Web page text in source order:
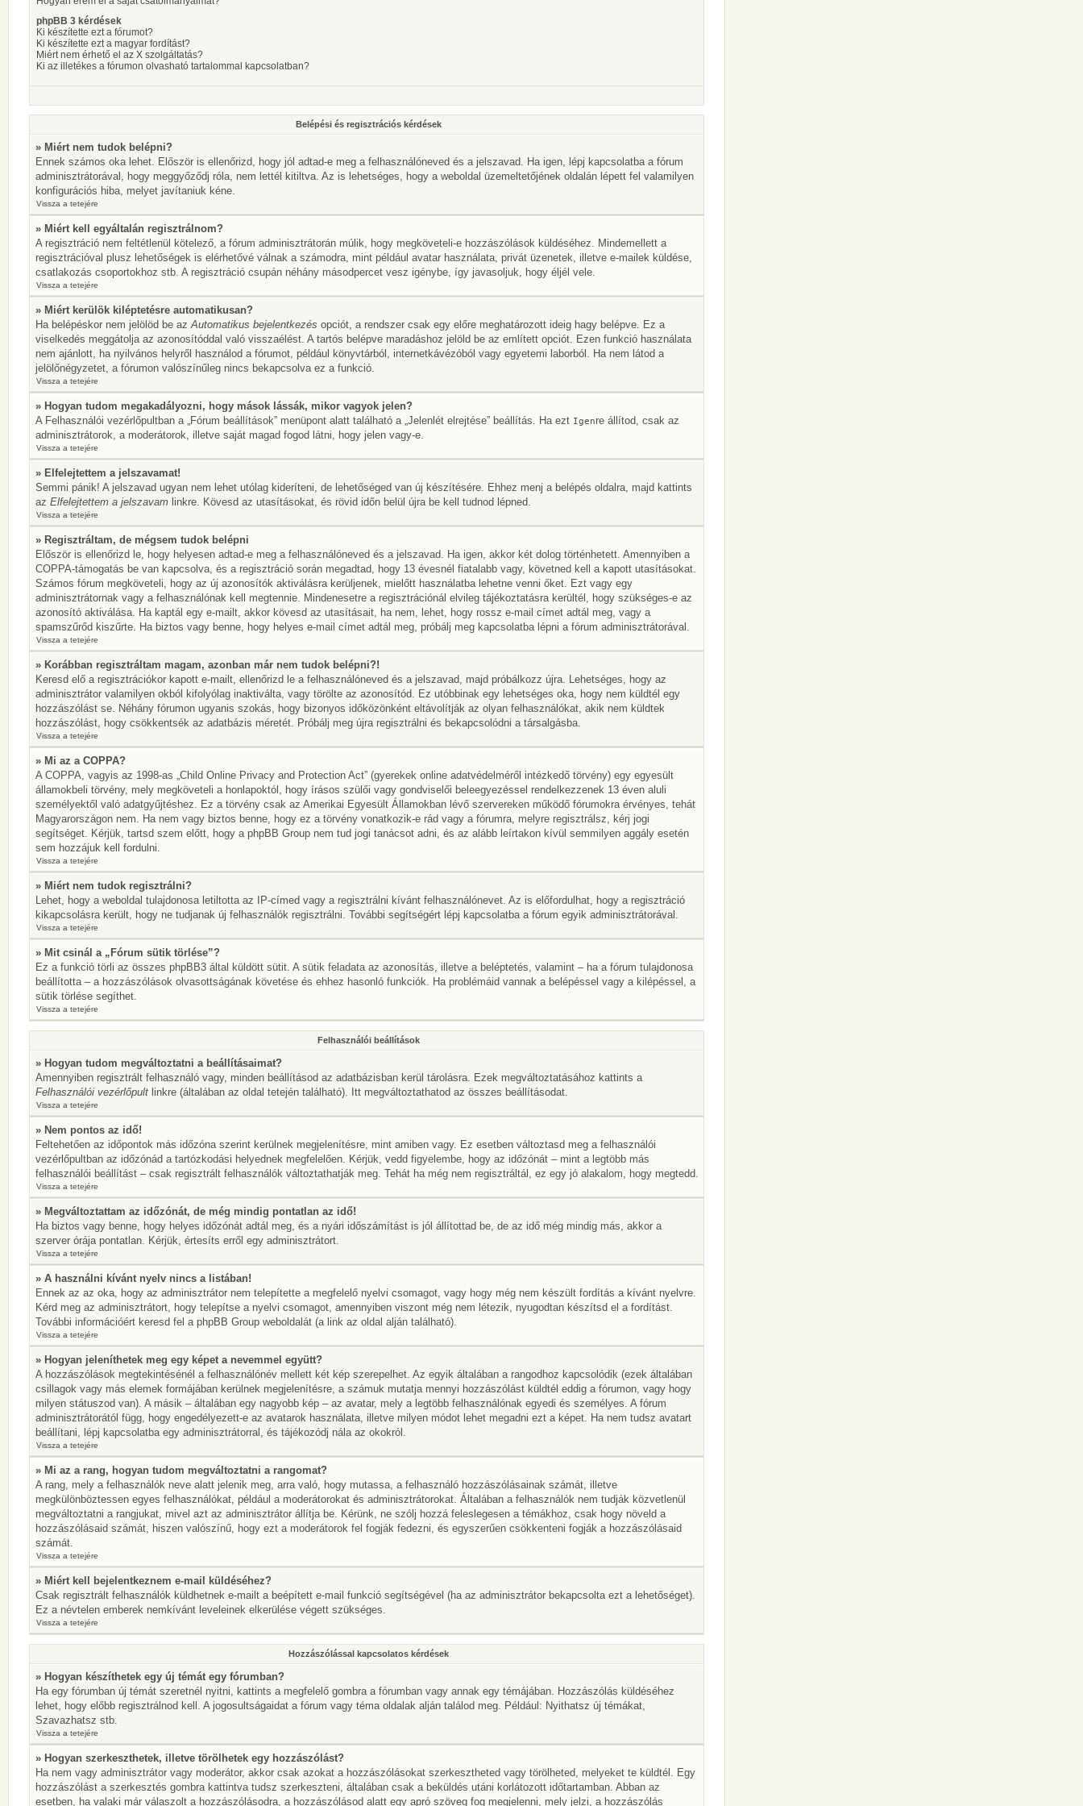
phpBB 3 kérdések
Ki készítette ezt a fórumot?
Ki készítette ezt a magyar fordítást?
Miért nem érhető el az X szolgáltatás?
Ki az illetékes a fórumon olvasható tartalommal kapcsolatban?
Belépési és regisztrációs kérdések
» Miért nem tudok belépni?
Ennek számos oka lehet. Először is ellenőrizd, hogy jól adtad-e meg a felhasználóneved és a jelszavad. Ha igen, lépj kapcsolatba a fórum
adminisztrátorával, hogy meggyőződj róla, nem lettél kitiltva. Az is lehetséges, hogy a weboldal üzemeltetőjének oldalán lépett fel valamilyen
konfigurációs hiba, melyet javítaniuk kéne.
Vissza a tetejére
» Miért kell egyáltalán regisztrálnom?
A regisztráció nem feltétlenül kötelező, a fórum adminisztrátorán múlik, hogy megköveteli-e hozzászólások küldéséhez. Mindemellett a
regisztrációval plusz lehetőségek is elérhetővé válnak a számodra, mint például avatar használata, privát üzenetek, illetve e-mailek küldése,
csatlakozás csoportokhoz stb. A regisztráció csupán néhány másodpercet vesz igénybe, így javasoljuk, hogy éljél vele.
Vissza a tetejére
» Miért kerülök kiléptetésre automatikusan?
Ha belépéskor nem jelölöd be azAutomatikus bejelentkezés opciót, a rendszer csak egy előre meghatározott ideig hagy belépve. Ez a
viselkedés meggátolja az azonosítóddal való visszaélést. A tartós belépve maradáshoz jelöld be az említett opciót. Ezen funkció használata
nem ajánlott, ha nyilvános helyről használod a fórumot, például könyvtárból, internetkávézóból vagy egyetemi laborból. Ha nem látod a
jelölőnégyzetet, a fórumon valószínűleg nincs bekapcsolva ez a funkció.
Vissza a tetejére
» Hogyan tudom megakadályozni, hogy mások lássák, mikor vagyok jelen?
A Felhasználói vezérlőpultban a „Fórum beállítások” menüpont alatt található a „Jelenlét elrejtése” beállítás. Ha ezt Igenre állítod, csak az
adminisztrátorok, a moderátorok, illetve saját magad fogod látni, hogy jelen vagy-e.
Vissza a tetejére
» Elfelejtettem a jelszavamat!
Semmi pánik! A jelszavad ugyan nem lehet utólag kideríteni, de lehetőséged van új készítésére. Ehhez menj a belépés oldalra, majd kattints
az Elfelejtettem a jelszavam linkre. Kövesd az utasításokat, és rövid időn belül újra be kell tudnod lépned.
Vissza a tetejére
» Regisztráltam, de mégsem tudok belépni
Először is ellenőrizd le, hogy helyesen adtad-e meg a felhasználóneved és a jelszavad. Ha igen, akkor két dolog történhetett. Amennyiben a
COPPA-támogatás be van kapcsolva, és a regisztráció során megadtad, hogy 13 évesnél fiatalabb vagy, követned kell a kapott utasításokat.
Számos fórum megköveteli, hogy az új azonosítók aktiválásra kerüljenek, mielőtt használatba lehetne venni őket. Ezt vagy egy
adminisztrátornak vagy a felhasználónak kell megtennie. Mindenesetre a regisztrációnál elvileg tájékoztatásra kerültél, hogy szükséges-e az
azonosító aktiválása. Ha kaptál egy e-mailt, akkor kövesd az utasításait, ha nem, lehet, hogy rossz e-mail címet adtál meg, vagy a
spamszűrőd kiszűrte. Ha biztos vagy benne, hogy helyes e-mail címet adtál meg, próbálj meg kapcsolatba lépni a fórum adminisztrátorával.
Vissza a tetejére
» Korábban regisztráltam magam, azonban már nem tudok belépni?!
Keresd elő a regisztrációkor kapott e-mailt, ellenőrizd le a felhasználóneved és a jelszavad, majd próbálkozz újra. Lehetséges, hogy az
adminisztrátor valamilyen okból kifolyólag inaktiválta, vagy törölte az azonosítód. Ez utóbbinak egy lehetséges oka, hogy nem küldtél egy
hozzászólást se. Néhány fórumon ugyanis szokás, hogy bizonyos időközönként eltávolítják az olyan felhasználókat, akik nem küldtek
hozzászólást, hogy csökkentsék az adatbázis méretét. Próbálj meg újra regisztrálni és bekapcsolódni a társalgásba.
Vissza a tetejére
» Mi az a COPPA?
A COPPA, vagyis az 1998-as „Child Online Privacy and Protection Act” (gyerekek online adatvédelméről intézkedő törvény) egy egyesült
államokbeli törvény, mely megköveteli a honlapoktól, hogy írásos szülői vagy gondviselői beleegyezéssel rendelkezzenek 13 éven aluli
személyektől való adatgyűjtéshez. Ez a törvény csak az Amerikai Egyesült Államokban lévő szervereken működő fórumokra érvényes, tehát
Magyarországon nem. Ha nem vagy biztos benne, hogy ez a törvény vonatkozik-e rád vagy a fórumra, melyre regisztrálsz, kérj jogi
segítséget. Kérjük, tartsd szem előtt, hogy a phpBB Group nem tud jogi tanácsot adni, és az alább leírtakon kívül semmilyen aggály esetén
sem hozzájuk kell fordulni.
Vissza a tetejére
» Miért nem tudok regisztrálni?
Lehet, hogy a weboldal tulajdonosa letiltotta az IP-címed vagy a regisztrálni kívánt felhasználónevet. Az is előfordulhat, hogy a regisztráció
kikapcsolásra került, hogy ne tudjanak új felhasználók regisztrálni. További segítségért lépj kapcsolatba a fórum egyik adminisztrátorával.
Vissza a tetejére
» Mit csinál a „Fórum sütik törlése”?
Ez a funkció törli az összes phpBB3 által küldött sütit. A sütik feladata az azonosítás, illetve a beléptetés, valamint – ha a fórum tulajdonosa
beállította – a hozzászólások olvasottságának követése és ehhez hasonló funkciók. Ha problémáid vannak a belépéssel vagy a kilépéssel, a
sütik törlése segíthet.
Vissza a tetejére
Felhasználói beállítások
» Hogyan tudom megváltoztatni a beállításaimat?
Amennyiben regisztrált felhasználó vagy, minden beállításod az adatbázisban kerül tárolásra. Ezek megváltoztatásához kattints a
Felhasználói vezérlőpult linkre (általában az oldal tetején található). Itt megváltoztathatod az összes beállításodat.
Vissza a tetejére
» Nem pontos az idő!
Feltehetően az időpontok más időzóna szerint kerülnek megjelenítésre, mint amiben vagy. Ez esetben változtasd meg a felhasználói
vezérlőpultban az időzónád a tartózkodási helyednek megfelelően. Kérjük, vedd figyelembe, hogy az időzónát – mint a legtöbb más
felhasználói beállítást – csak regisztrált felhasználók változtathatják meg. Tehát ha még nem regisztráltál, ez egy jó alakalom, hogy megtedd.
Vissza a tetejére
» Megváltoztattam az időzónát, de még mindig pontatlan az idő!
Ha biztos vagy benne, hogy helyes időzónát adtál meg, és a nyári időszámítást is jól állítottad be, de az idő még mindig más, akkor a
szerver órája pontatlan. Kérjük, értesíts erről egy adminisztrátort.
Vissza a tetejére
» A használni kívánt nyelv nincs a listában!
Ennek az az oka, hogy az adminisztrátor nem telepítette a megfelelő nyelvi csomagot, vagy hogy még nem készült fordítás a kívánt nyelvre.
Kérd meg az adminisztrátort, hogy telepítse a nyelvi csomagot, amennyiben viszont még nem létezik, nyugodtan készítsd el a fordítást.
További információért keresd fel a phpBB Group weboldalát (a link az oldal alján található).
Vissza a tetejére
» Hogyan jeleníthetek meg egy képet a nevemmel együtt?
A hozzászólások megtekintésénél a felhasználónév mellett két kép szerepelhet. Az egyik általában a rangodhoz kapcsolódik (ezek általában
csillagok vagy más elemek formájában kerülnek megjelenítésre, a számuk mutatja mennyi hozzászólást küldtél eddig a fórumon, vagy hogy
milyen státuszod van). A másik – általában egy nagyobb kép – az avatar, mely a legtöbb felhasználónak egyedi és személyes. A fórum
adminisztrátorától függ, hogy engedélyezett-e az avatarok használata, illetve milyen módot lehet megadni ezt a képet. Ha nem tudsz avatart
beállítani, lépj kapcsolatba egy adminisztrátorral, és tájékozódj nála az okokról.
Vissza a tetejére
» Mi az a rang, hogyan tudom megváltoztatni a rangomat?
A rang, mely a felhasználók neve alatt jelenik meg, arra való, hogy mutassa, a felhasználó hozzászólásainak számát, illetve
megkülönböztessen egyes felhasználókat, például a moderátorokat és adminisztrátorokat. Általában a felhasználók nem tudják közvetlenül
megváltoztatni a rangjukat, mivel azt az adminisztrátor állítja be. Kérünk, ne szólj hozzá feleslegesen a témákhoz, csak hogy növeld a
hozzászólásaid számát, hiszen valószínű, hogy ezt a moderátorok fel fogják fedezni, és egyszerűen csökkenteni fogják a hozzászólásaid
számát.
Vissza a tetejére
» Miért kell bejelentkeznem e-mail küldéséhez?
Csak regisztrált felhasználók küldhetnek e-mailt a beépített e-mail funkció segítségével (ha az adminisztrátor bekapcsolta ezt a lehetőséget).
Ez a névtelen emberek nemkívánt leveleinek elkerülése végett szükséges.
Vissza a tetejére
Hozzászólással kapcsolatos kérdések
» Hogyan készíthetek egy új témát egy fórumban?
Ha egy fórumban új témát szeretnél nyitni, kattints a megfelelő gombra a fórumban vagy annak egy témájában. Hozzászólás küldéséhez
lehet, hogy előbb regisztrálnod kell. A jogosultságaidat a fórum vagy téma oldalak alján találod meg. Például: Nyithatsz új témákat,
Szavazhatsz stb.
Vissza a tetejére
» Hogyan szerkeszthetek, illetve törölhetek egy hozzászólást?
Ha nem vagy adminisztrátor vagy moderátor, akkor csak azokat a hozzászólásokat szerkesztheted vagy törölheted, melyeket te küldtél. Egy
hozzászólást a szerkesztés gombra kattintva tudsz szerkeszteni, általában csak a beküldés utáni korlátozott időtartamban. Abban az
esetben, ha valaki már válaszolt a hozzászólásodra, a hozzászólásod alatt egy apró szöveg fog megjelenni, mely jelzi, a hozzászólás